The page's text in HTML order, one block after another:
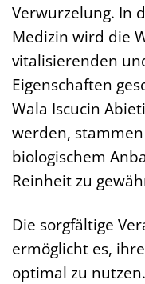
Verwurzelung. In
Medizin wird die
vitalisierenden
Eigenschaften
Wala Iscucin
werden,
biologischem
Reinheit zu
Die sorgfältige
ermöglicht es,
optimal zu